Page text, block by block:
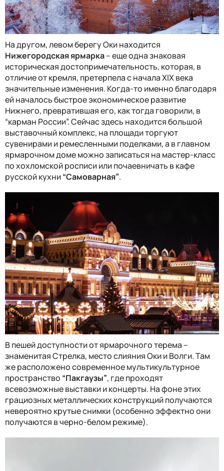
На другом, левом берегу Оки находится
Нижегородская ярмарка– еще одна знаковая
историческая достопримечательность, которая, в
отличие от кремля, претерпела с началаXIXвека
значительные изменения. Когда-то именно благодаря
ей началось быстрое экономическое развитие
Нижнего, превратившая его, как тогда говорили, в
“карман России”. Сейчас здесь находится большой
выставочный комплекс, на площади торгуют
сувенирами и ремесленными поделками, а в главном
ярмарочном доме можно записаться на мастер-класс
по хохломской росписи или почаевничать в кафе
русской кухни“Самоварная”.
В пешей доступности от ярмарочного терема –
знаменитая Стрелка, место слияния Оки и Волги. Там
же расположено современное мультикультурное
пространство “Пакгаузы”, где проходят
всевозможные выставки и концерты. На фоне этих
грациозных металлических конструкций получаются
невероятно крутые снимки (особенно эффектно они
получаются в черно-белом режиме).